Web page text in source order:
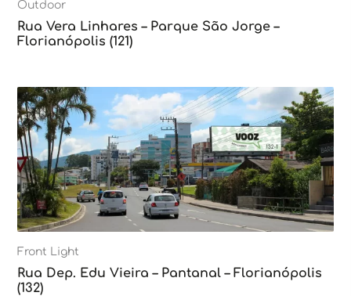
Outdoor
Rua Vera Linhares – Parque São Jorge –
Florianópolis (121)
Front Light
Rua Dep. Edu Vieira – Pantanal – Florianópolis
(132)